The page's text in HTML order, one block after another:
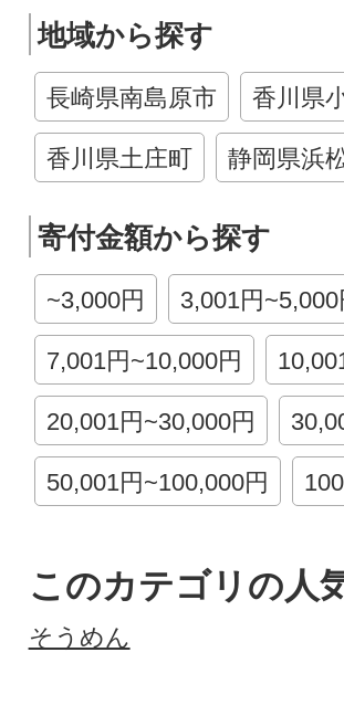
地域から探す
長崎県南島原市 香川県
香川県土庄町 静岡県浜
寄付金額から探す
~3,000円 3,001円~5,000
7,001円~10,000円
20,001円~30,000円
50,001円~100,000円
このカテゴリの人
そうめん